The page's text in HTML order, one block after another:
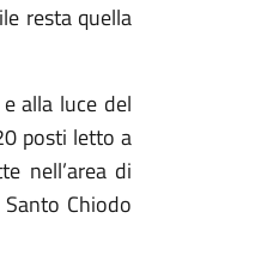
resta quella
alla luce del
posti letto a
nell’area di
Chiodo